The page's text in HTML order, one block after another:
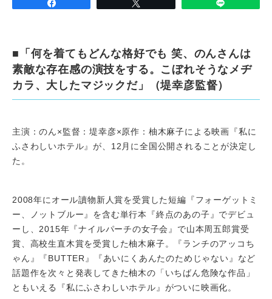
■「何を着てもどんな格好でも 笑、のんさんは
素敵な存在感の演技をする。こぼれそうなメヂ
カラ、大したマジックだ」（堤幸彦監督）
主演：のん×監督：堤幸彦×原作：柚木麻子による映画『私に
ふさわしいホテル』が、12月に全国公開されることが決定し
た。
2008年にオール讀物新人賞を受賞した短編『フォーゲットミ
ー、ノットブルー』を含む単行本『終点のあの子』でデビュ
ーし、2015年『ナイルパーチの女子会』で山本周五郎賞受
賞、高校生直木賞を受賞した柚木麻子。『ランチのアッコち
ゃん』『BUTTER』『あいにくあんたのためじゃない』など
話題作を次々と発表してきた柚木の「いちばん危険な作品」
ともいえる『私にふさわしいホテル』がついに映画化。